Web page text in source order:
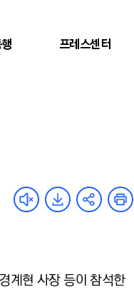
프레스센터
계현 사장 등이 참석한